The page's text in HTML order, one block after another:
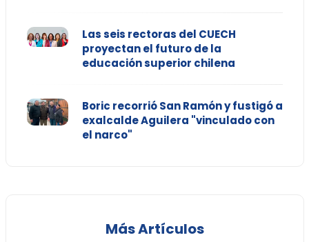
Las seis rectoras del CUECH
proyectan el futuro de la
educación superior chilena
Boric recorrió San Ramón y fustigó a
exalcalde Aguilera "vinculado con
el narco"
Más Artículos